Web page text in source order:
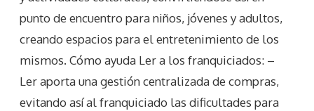
punto de encuentro para niños, jóvenes y adultos,
creando espacios para el entretenimiento de los
mismos. Cómo ayuda Ler a los franquiciados: –
Ler aporta una gestión centralizada de compras,
evitando así al franquiciado las dificultades para